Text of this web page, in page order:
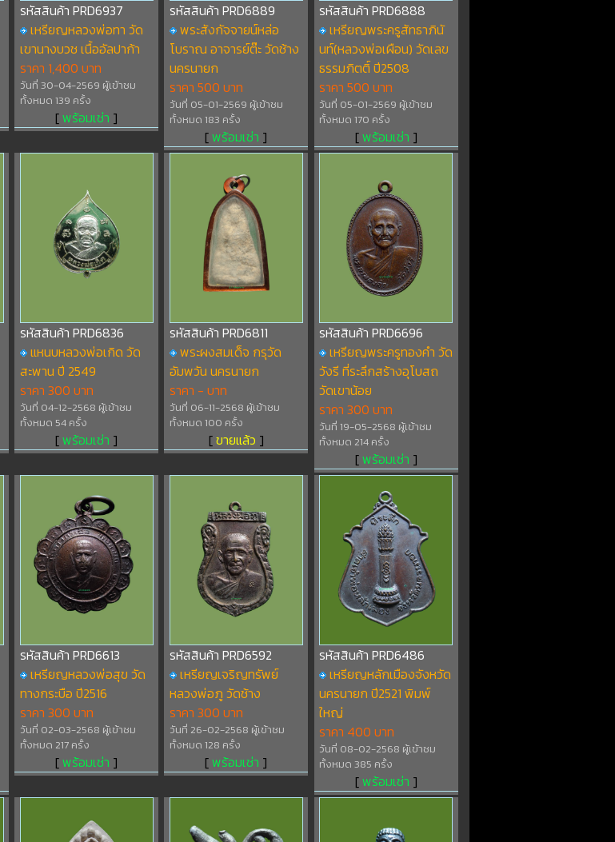
รหัสสินค้า PRD6937
เหรียญหลวงพ่อทา วัด
เขานางบวช เนื้ออัลปาก้า
ราคา 1,400 บาท
วันที่ 30-04-2569 ผู้เข้าชม
ทั้งหมด 139 ครั้ง
[พร้อมเช่า ]
รหัสสินค้า PRD6889
พระสังกัจจายน์หล่อ
โบราณ อาจารย์ต๊ะ วัดช้าง
นครนายก
ราคา 500 บาท
วันที่ 05-01-2569 ผู้เข้าชม
ทั้งหมด 183 ครั้ง
[พร้อมเช่า ]
รหัสสินค้า PRD6888
เหรียญพระครูสัทธาภินั
นท์(หลวงพ่อเผือน) วัดเลข
ธรรมภิตติ์ ปี2508
ราคา 500 บาท
วันที่ 05-01-2569 ผู้เข้าชม
ทั้งหมด 170 ครั้ง
[พร้อมเช่า ]
รหัสสินค้า PRD6836
แหนบหลวงพ่อเกิด วัด
สะพาน ปี 2549
ราคา 300 บาท
วันที่ 04-12-2568 ผู้เข้าชม
ทั้งหมด 54 ครั้ง
[พร้อมเช่า ]
รหัสสินค้า PRD6811
พระผงสมเด็จ กรุวัด
อัมพวัน นครนายก
ราคา - บาท
วันที่ 06-11-2568 ผู้เข้าชม
ทั้งหมด 100 ครั้ง
[ขายแล้ว ]
รหัสสินค้า PRD6696
เหรียญพระครูทองคำ วัด
วังรี ที่ระลึกสร้างอุโบสถ
วัดเขาน้อย
ราคา 300 บาท
วันที่ 19-05-2568 ผู้เข้าชม
ทั้งหมด 214 ครั้ง
[พร้อมเช่า ]
รหัสสินค้า PRD6613
เหรียญหลวงพ่อสุข วัด
ทางกระบือ ปี2516
ราคา 300 บาท
วันที่ 02-03-2568 ผู้เข้าชม
ทั้งหมด 217 ครั้ง
[พร้อมเช่า ]
รหัสสินค้า PRD6592
เหรียญเจริญทรัพย์
หลวงพ่อภู วัดช้าง
ราคา 300 บาท
วันที่ 26-02-2568 ผู้เข้าชม
ทั้งหมด 128 ครั้ง
[พร้อมเช่า ]
รหัสสินค้า PRD6486
เหรียญหลักเมืองจังหวัด
นครนายก ปี2521 พิมพ์
ใหญ่
ราคา 400 บาท
วันที่ 08-02-2568 ผู้เข้าชม
ทั้งหมด 385 ครั้ง
[พร้อมเช่า ]